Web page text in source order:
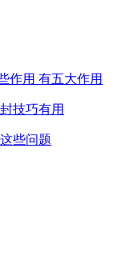
作用 有五大作用
技巧有用
些问题